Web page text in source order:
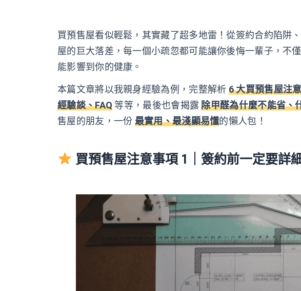
買預售屋看似輕鬆，其實藏了超多地雷！從簽約合約陷阱
屋的巨大落差，每一個小疏忽都可能讓你後悔一輩子，不
能影響到你的健康。
本篇文章將以我親身經驗為例，完整解析 6 大買預售屋注
經驗談、FAQ 等等，最後也會揭露 除甲醛為什麼不能省、
售屋的朋友，一份 最實用、最淺顯易懂的懶人包！
買預售屋注意事項 1｜簽約前一定要詳